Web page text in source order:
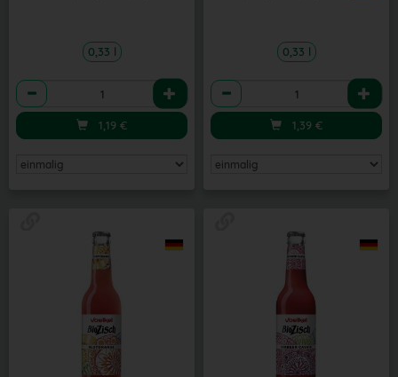
0,33 l
Anzahl
1,19 €
0,33 l
Anzahl
1,39 €